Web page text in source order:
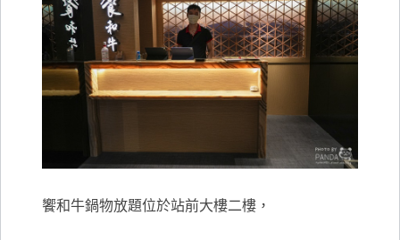
饗和牛鍋物放題位於站前大樓二樓，